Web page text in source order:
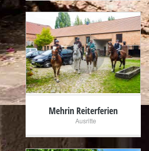
+
Mehrin Reiterferien
Ausritte